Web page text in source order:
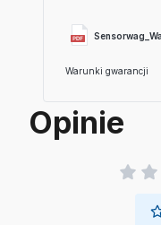
Warunki gwarancji
Opinie